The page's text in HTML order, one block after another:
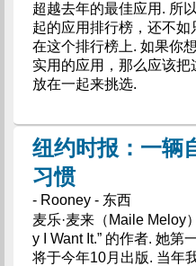
超越去年的最佳应用. 所
起的应用排行榜，还不
在这个排行榜上. 如果你
实用的应用，那么应该
放在一起来挑选.
纽约时报：一辆
习惯
- Rooney - 东西
麦乐·麦来（Maile Meloy
y I Want It.” 的作者. 她第
将于今年10月出版. 当年